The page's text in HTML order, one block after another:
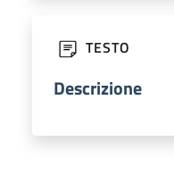
TESTO
Descrizione